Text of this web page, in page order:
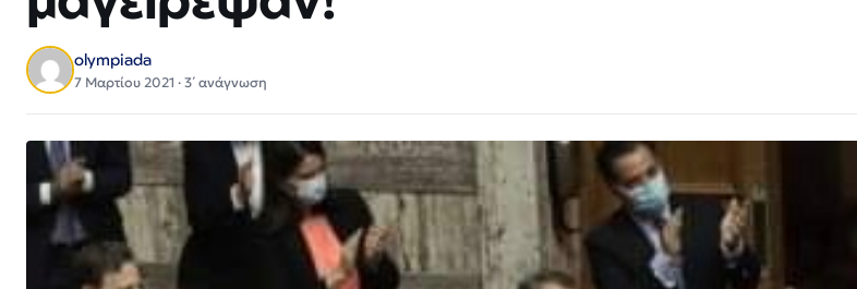
olympiada
7 Μαρτίου 2021 · 3΄ ανάγνωση